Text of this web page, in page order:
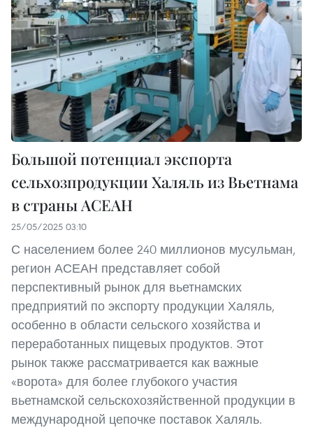
Большой потенциал экспорта
сельхозпродукции Халяль из Вьетнама
в страны АСЕАН
25/05/2025 03:10
С населением более 240 миллионов мусульман,
регион АСЕАН представляет собой
перспективный рынок для вьетнамских
предприятий по экспорту продукции Халяль,
особенно в области сельского хозяйства и
переработанных пищевых продуктов. Этот
рынок также рассматривается как важные
«ворота» для более глубокого участия
вьетнамской сельскохозяйственной продукции в
международной цепочке поставок Халяль.